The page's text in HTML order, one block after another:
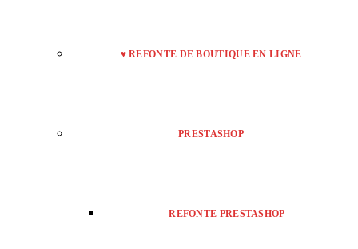
♥ REFONTE DE BOUTIQUE EN LIGNE
PRESTASHOP
REFONTE PRESTASHOP